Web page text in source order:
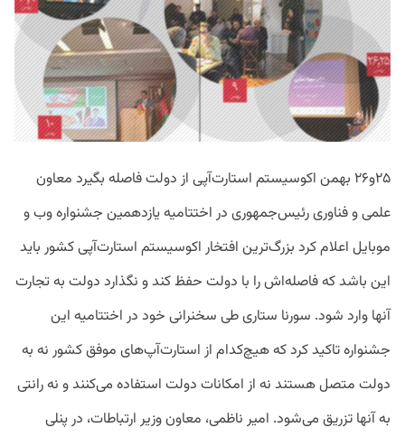
۲۵و۲۶ بهمن اکوسیستم استارت‌آپی از دولت فاصله بگیرد معاون
علمی و فناوری رئیس‌جمهوری در اختتامیه یازدهمین جشنواره وب و
موبایل اعلام کرد بزرگ‌ترین‌ افتخار اکوسیستم استارت‌آپی کشور باید
این باشد که فاصله‌اش را با دولت حفظ کند و نگذارد دولت به تجارت
آنها وارد شود. سورنا ستاری طی سخنرانی خود در اختتامیه این
جشنواره تاکید کرد که هیچ‌کدام از استارت‌آپ‌های موفق کشور نه به
دولت متصل هستند نه از امکانات دولت استفاده می‌کنند و نه رانتی
به آنها تزریق می‌شود. امیر ناظمی، معاون وزیر ارتباطات، در پنلی